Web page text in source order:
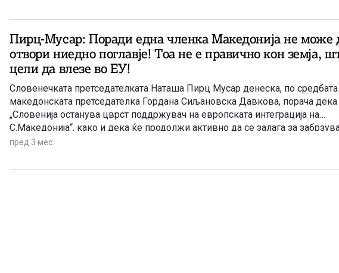
сме вистинскиот предводник, пред другите, додека е оваа Влада, таа е
да му судат на нашиот европски пат, тогаш ќе се бориме на друг начин.“
нагласи Мицкоски, одговарајќи на новинарско прашање.
Пирц-Мусар: Поради една членка Македонија не може
отвори ниедно поглавје! Тоа не е правично кон земја,
цели да влезе во ЕУ!
Словенечката претседателката Наташа Пирц Мусар денеска, по
македонската претседателка Гордана Сиљановска Давкова, порача дека
„Словенија останува цврст поддржувач на европската интеграција на
С.Македонија“, како и дека ќе продолжи активно да се залага за
на пристапниот процес на земјите од Западен Балкан во ЕУ. Словенија се
иницијатор и дел од групата од 15 земји членки кои предлагаат
пред 3 мес.